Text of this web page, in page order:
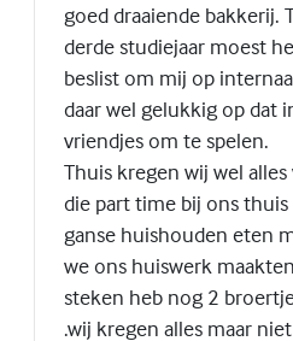
goed draaiende bakkerij.
derde studiejaar moest
beslist om mij op
daar wel gelukkig op dat
vriendjes om te spelen.
Thuis kregen wij wel
die part time bij ons
ganse huishouden eten
we ons huiswerk
steken heb nog 2
.wij kregen alles maar